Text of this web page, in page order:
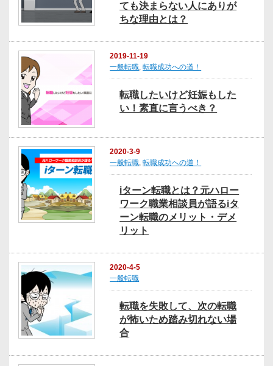
ても決まらない人にありが
ちな理由とは？
2019-11-19
一般転職,転職成功への道！
転職したいけど妊娠もした
い！素直に言うべき？
2020-3-9
一般転職 ,転職成功への道！
iターン転職とは？元ハロー
ワーク職業相談員が語るiタ
ーン転職のメリット・デメ
リット
2020-4-5
一般転職
転職を失敗して、次の転職
が怖いため踏み切れない場
合